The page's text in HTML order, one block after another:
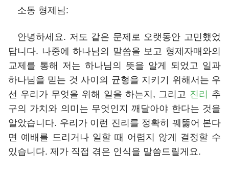
소동 형제님:
안녕하세요. 저도 같은 문제로 오랫동안 고민했었
답니다. 나중에 하나님의 말씀을 보고 형제자매와의
교제를 통해 저는 하나님의 뜻을 알게 되었고 일과
하나님을 믿는 것 사이의 균형을 지키기 위해서는 우
선 우리가 무엇을 위해 일을 하는지, 그리고 진리 추
구의 가치와 의미는 무엇인지 깨달아야 한다는 것을
알았습니다. 우리가 이런 진리를 정확히 꿰뚫어 본다
면 예배를 드리거나 일할 때 어렵지 않게 결정할 수
있습니다. 제가 직접 겪은 인식을 말씀드릴게요.